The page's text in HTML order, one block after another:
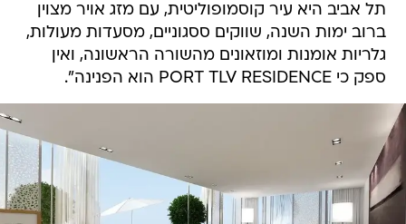
תל אביב היא עיר קוסמופוליטית, עם מזג אויר מצוין
ברוב ימות השנה, שווקים ססגוניים, מסעדות מעולות,
גלריות אומנות ומוזאונים מהשורה הראשונה, ואין
ספק כי PORT TLV RESIDENCE הוא הפנינה".